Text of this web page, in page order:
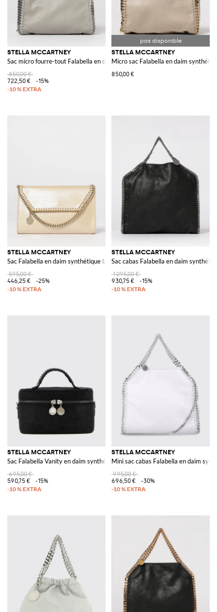
STELLA MCCARTNEY
Sac micro fourre-tout Falabella en daim synthétique craquelé
850,00 €
722,50 €
-15%
STELLA MCCARTNEY
Micro sac Falabella en daim
850,00 €
STELLA MCCARTNEY
Sac Falabella en daim synthétique laminé craquelé
595,00 €
446,25 €
-25%
STELLA MCCARTNEY
Sac cabas Falabella en daim
1 095,00 €
930,75 €
-15%
STELLA MCCARTNEY
Sac Falabella Vanity en daim synthétique
695,00 €
590,75 €
-15%
STELLA MCCARTNEY
Mini sac cabas Falabella en daim
995,00 €
696,50 €
-30%